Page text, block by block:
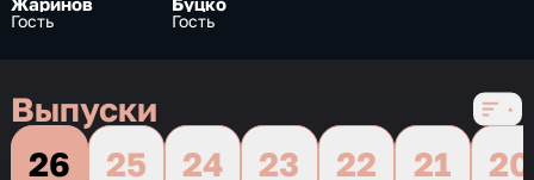
Гость Гость
Выпуски
26
25 24 23 22 21
20